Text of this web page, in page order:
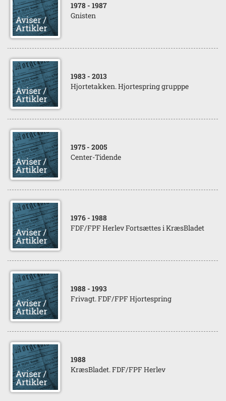
1978 - 1987
Gnisten
1983 - 2013
Hjortetakken. Hjortespring grupppe
1975 - 2005
Center-Tidende
1976 - 1988
FDF/FPF Herlev Fortsættes i KræsBladet
1988 - 1993
Frivagt. FDF/FPF Hjortespring
1988
KræsBladet. FDF/FPF Herlev